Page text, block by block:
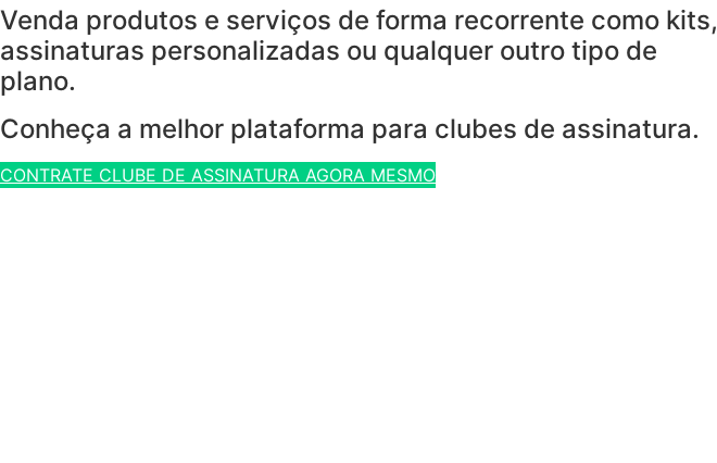
Venda produtos e serviços de forma recorrente como kits,
assinaturas personalizadas ou qualquer outro tipo de
plano.
Conheça a melhor plataforma para clubes de assinatura.
CONTRATE CLUBE DE ASSINATURA AGORA MESMO